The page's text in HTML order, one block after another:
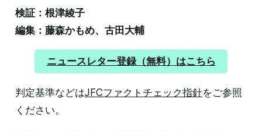
検証：根津綾子
編集：藤森かもめ、古田大輔
ニュースレター登録（無料）はこちら
判定基準などはJFCファクトチェック指針をご参照
ください。